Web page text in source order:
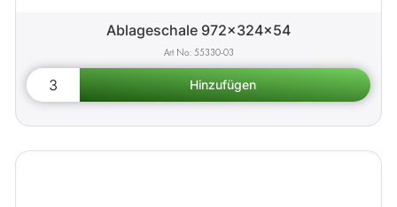
Ablageschale 972x324x54
55330-03